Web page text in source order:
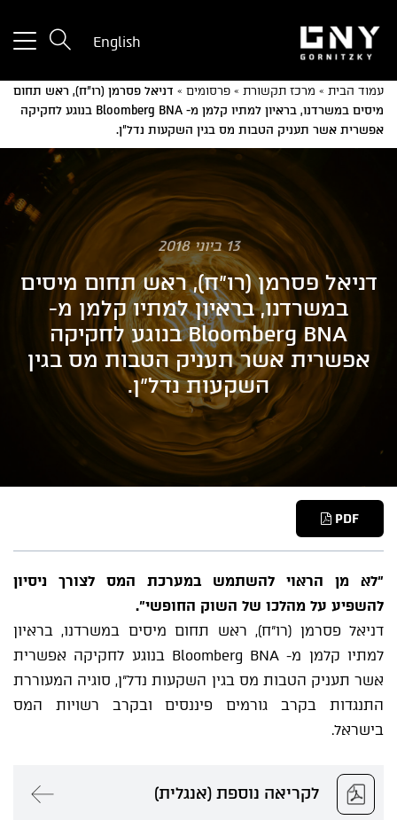
for
English
עמוד הבית » מרכז תקשורת » פרסומים » דניאל פסרמן (רו"ח), ראש תחום
מיסים במשרדנו, בראיון למתיו קלמן מ- Bloomberg BNA בנוגע לחקיקה
אפשרית אשר תעניק הטבות מס בגין השקעות נדל"ן.
13 ביוני 2018
דניאל פסרמן (רו"ח), ראש תחום מיסים
במשרדנו, בראיון למתיו קלמן מ-
Bloomberg BNA בנוגע לחקיקה
אפשרית אשר תעניק הטבות מס בגין
השקעות נדל"ן.
PDF
"לא מן הראוי להשתמש במערכת המס לצורך ניסיון
להשפיע על מהלכו של השוק החופשי".
דניאל פסרמן (רו"ח), ראש תחום מיסים במשרדנו, בראיון
למתיו קלמן מ- Bloomberg BNA בנוגע לחקיקה אפשרית
אשר תעניק הטבות מס בגין השקעות נדל"ן, סוגיה המעוררת
התנגדות בקרב גורמים פיננסים ובקרב רשויות המס
בישראל.
לקריאה נוספת (אנגלית)